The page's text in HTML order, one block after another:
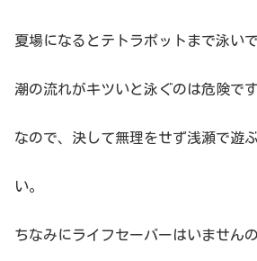
夏場になるとテトラポットまで泳い
潮の流れがキツいと泳ぐのは危険です
なので、決して無理をせず浅瀬で遊
い。
ちなみにライフセーバーはいません